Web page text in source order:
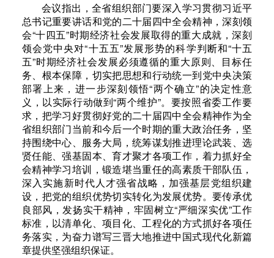
会议指出，全省组织部门要深入学习贯彻习近平
总书记重要讲话和党的二十届四中全会精神，深刻领
会“十四五”时期经济社会发展取得的重大成就，深刻
领会党中央对“十五五”发展形势的科学判断和“十五
五”时期经济社会发展必须遵循的重大原则、目标任
务、根本保障，切实把思想和行动统一到党中央决策
部署上来，进一步深刻领悟“两个确立”的决定性意
义，以实际行动做到“两个维护”。要按照省委工作要
求，把学习好贯彻好党的二十届四中全会精神作为全
省组织部门当前和今后一个时期的重大政治任务，坚
持围绕中心、服务大局，统筹谋划推进理论武装、选
贤任能、强基固本、育才聚才各项工作，着力抓好全
会精神学习培训，锻造堪当重任的高素质干部队伍，
深入实施新时代人才强省战略，加强基层党组织建
设，把党的组织优势切实转化为发展优势。要传承优
良部风，发扬实干精神，牢固树立“严细深实优”工作
标准，以清单化、项目化、工程化的方式抓好各项任
务落实，为奋力谱写三晋大地推进中国式现代化新篇
章提供坚强组织保证。